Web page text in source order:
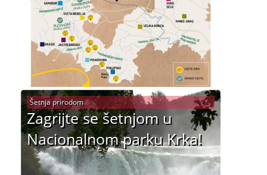
Zagrijte se šetnjom u
Nacionalnom parku Krka!
Šetnja prirodom